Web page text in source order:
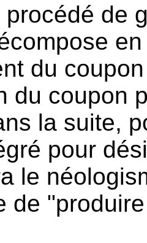
procédé de
du
du coupon
la suite,
pour
le
de